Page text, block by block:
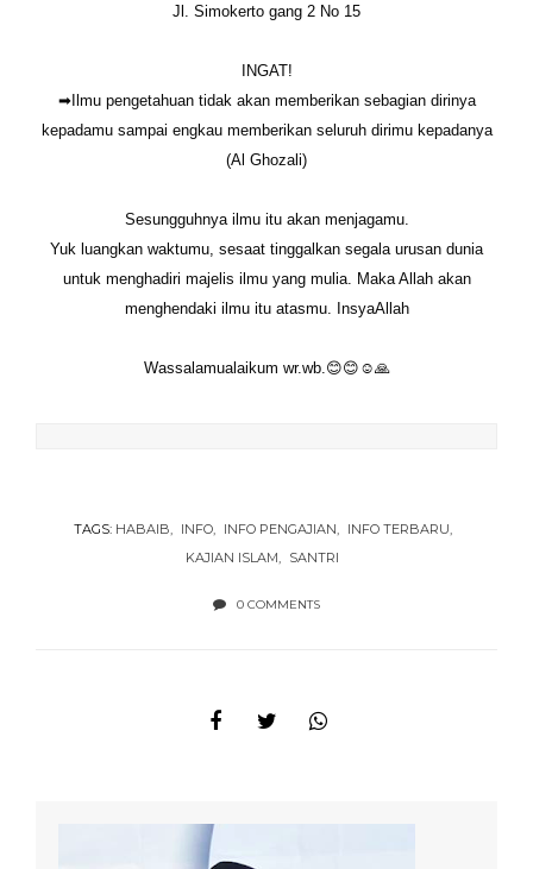
Jl. Simokerto gang 2 No 15
INGAT!
➡Ilmu pengetahuan tidak akan memberikan sebagian dirinya
kepadamu sampai engkau memberikan seluruh dirimu kepadanya
(Al Ghozali)
Sesungguhnya ilmu itu akan menjagamu.
Yuk luangkan waktumu, sesaat tinggalkan segala urusan dunia
untuk menghadiri majelis ilmu yang mulia. Maka Allah akan
menghendaki ilmu itu atasmu. InsyaAllah
Wassalamualaikum wr.wb.😊😊☺🙏
TAGS: HABAIB INFO INFO PENGAJIAN
INFO TERBARU
KAJIAN ISLAM
SANTRI
0 COMMENTS